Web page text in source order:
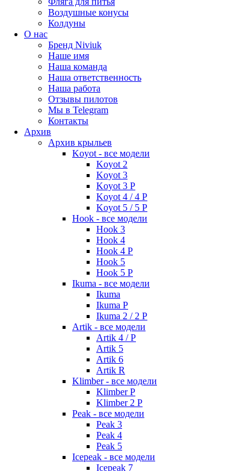
Воздушные конусы
Колдуны
О нас
Бренд Niviuk
Наше имя
Наша команда
Наша ответственность
Наша работа
Отзывы пилотов
Мы в Telegram
Контакты
Архив
Архив крыльев
Koyot - все модели
Koyot 2
Koyot 3
Koyot 3 P
Koyot 4 / 4 P
Koyot 5 / 5 P
Hook - все модели
Hook 3
Hook 4
Hook 4 P
Hook 5
Hook 5 P
Ikuma - все модели
Ikuma
Ikuma P
Ikuma 2 / 2 P
Artik - все модели
Artik 4 / P
Artik 5
Artik 6
Artik R
Klimber - все модели
Klimber P
Klimber 2 P
Peak - все модели
Peak 3
Peak 4
Peak 5
Icepeak - все модели
Icepeak 7